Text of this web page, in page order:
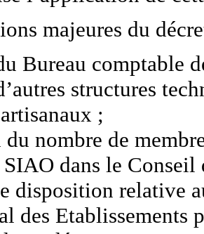
majeures du
Bureau comptable
structures
;
nombre de
SIAO dans le
disposition relative
des Etablissements